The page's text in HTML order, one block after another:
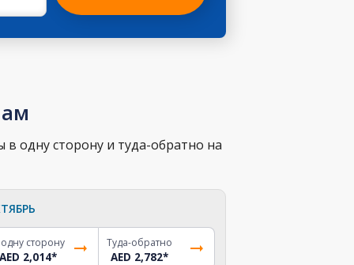
одну сторону и туда-обратно на
сторону
AED 2,014*
Туда-обратно
AED 2,782*